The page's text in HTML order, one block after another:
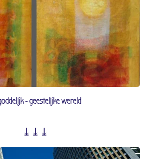
- geestelijke wereld
⤓⤓⤓